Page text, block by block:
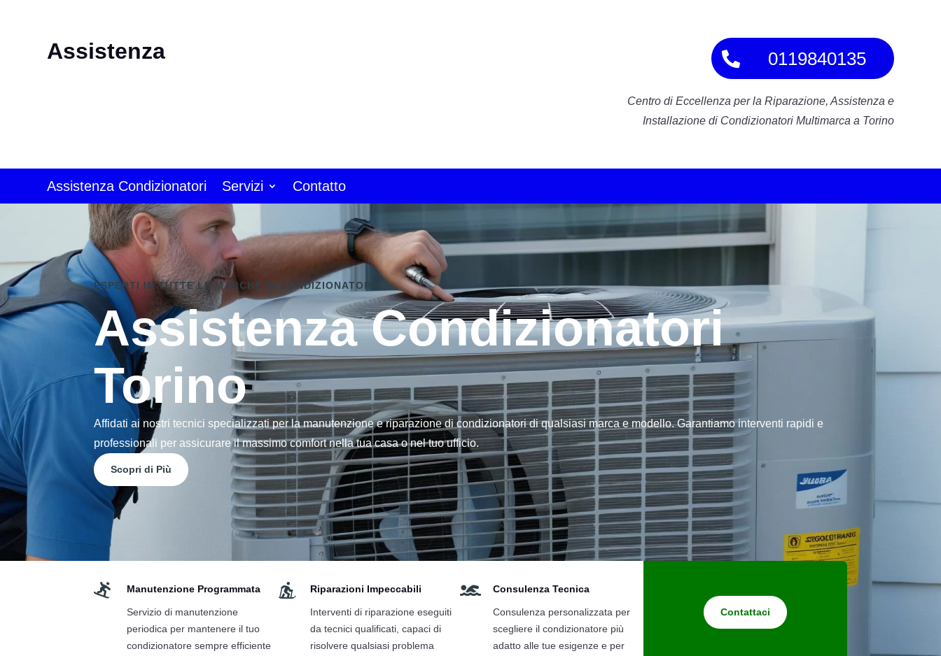
Assistenza 0119840135
Centro di Eccellenza per la Riparazione, Assistenza e
Installazione di Condizionatori Multimarca a Torino
Assistenza Condizionatori Servizi Contatto
ESPERTI IN TUTTE LE MARCHE DI CONDIZIONATORI
Assistenza Condizionatori
Torino
Affidati ai nostri tecnici specializzati per la manutenzione e riparazione di condizionatori di qualsiasi marca e modello. Garantiamo interventi rapidi e
professionali per assicurare il massimo comfort nella tua casa o nel tuo ufficio.
Scopri di Più
 Manutenzione Programmata
Servizio di manutenzione
periodica per mantenere il tuo
condizionatore sempre efficiente
 Riparazioni Impeccabili
Interventi di riparazione eseguiti
da tecnici qualificati, capaci di
risolvere qualsiasi problema
 Consulenza Tecnica
Consulenza personalizzata per
scegliere il condizionatore più
adatto alle tue esigenze e per
Contattaci